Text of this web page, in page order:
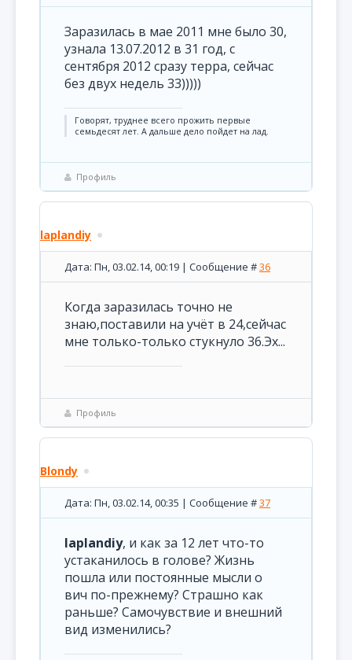
Заразилась в мае 2011 мне было 30,
узнала 13.07.2012 в 31 год, с
сентября 2012 сразу терра, сейчас
без двух недель 33)))))
Говорят, труднее всего прожить первые
семьдесят лет. А дальше дело пойдет на лад.
Профиль
laplandiy
Дата: Пн, 03.02.14, 00:19 | Сообщение #36
Когда заразилась точно не
знаю,поставили на учёт в 24,сейчас
мне только-только стукнуло 36.Эх...
Профиль
Blondy
Дата: Пн, 03.02.14, 00:35 | Сообщение #37
laplandiy, и как за 12 лет что-то
устаканилось в голове? Жизнь
пошла или постоянные мысли о
вич по-прежнему? Страшно как
раньше? Самочувствие и внешний
вид изменились?